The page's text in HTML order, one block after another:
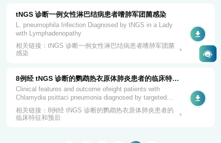
tNGS 诊断一例女性淋巴结病患者嗜肺军团菌感染
L. pneumophila Infection Diagnosed by tNGS in a Lady
with Lymphadenopathy
相关链接：tNGS 诊断一例女性淋巴结病患者嗜肺军团菌
感染
8例经 tNGS 诊断的鹦鹉热衣原体肺炎患者的临床特征
和预后
Clinical features and outcome ofeight patients with
Chlamydia psittaci pneumonia diagnosed by targeted
next generation sequencin..
相关链接：8例经 tNGS 诊断的鹦鹉热衣原体肺炎患者的
临床特征和预后